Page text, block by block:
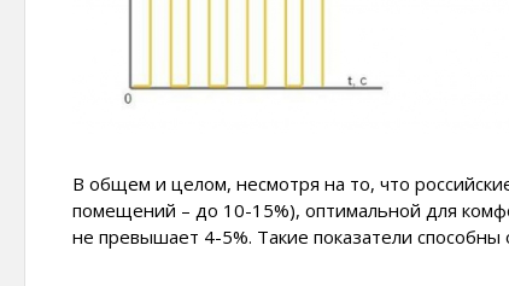
В общем и целом, несмотря на то, что
помещений – до 10-15%), оптимальной для
не превышает 4-5%. Такие показатели